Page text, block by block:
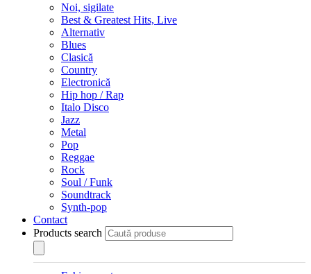
Noi, sigilate
Best & Greatest Hits, Live
Alternativ
Blues
Clasică
Country
Electronică
Hip hop / Rap
Italo Disco
Jazz
Metal
Pop
Reggae
Rock
Soul / Funk
Soundtrack
Synth-pop
Contact
Products search